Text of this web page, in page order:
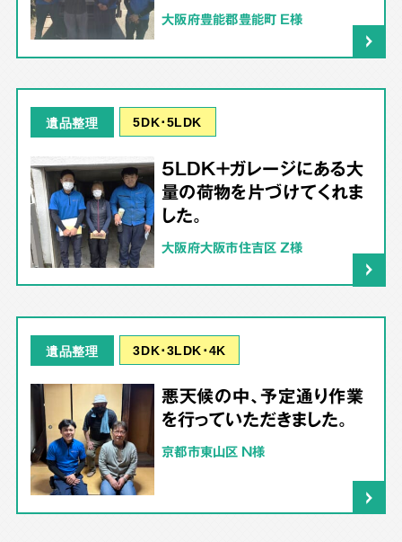
大阪府豊能郡豊能町 E様
遺品整理 5DK･5LDK
5LDK＋ガレージにある大
量の荷物を片づけてくれま
した。
大阪府大阪市住吉区 Z様
遺品整理 3DK･3LDK･4K
悪天候の中、予定通り作業
を行っていただきました。
京都市東山区 N様